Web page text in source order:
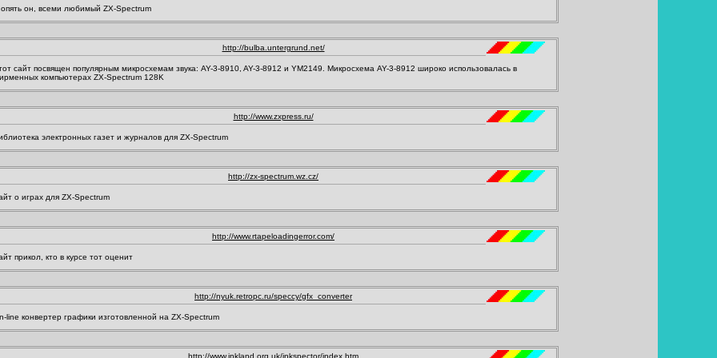
он, всеми любимый ZX-Spectrum
http://bulba.untergrund.net/
сайт посвящен популярным микросхемам звука: AY-3-8910, AY-3-8912 и YM2149. Микросхема AY-3-8912 широко использовалась в
компьютерах ZX-Spectrum 128K
http://www.zxpress.ru/
электронных газет и журналов для ZX-Spectrum
http://zx-spectrum.wz.cz/
о играх для ZX-Spectrum
http://www.rtapeloadingerror.com/
прикол, кто в курсе тот оценит
http://nyuk.retropc.ru/speccy/gfx_converter
line конвертер графики изготовленной на ZX-Spectrum
http://www.inkland.org.uk/inkspector/index.htm